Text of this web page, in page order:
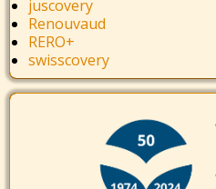
juscovery
Renouvaud
RERO+
swisscovery